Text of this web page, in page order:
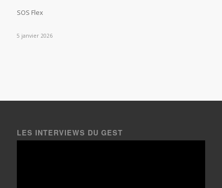
SOS Flex
5 janvier 2026
LES INTERVIEWS DU GEST